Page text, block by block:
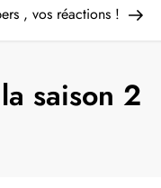
, vos réactions !
saison 2